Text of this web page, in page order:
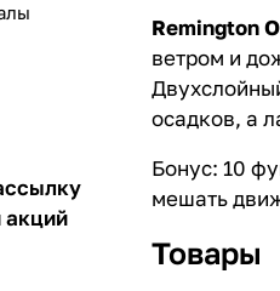
Remington
ветром и
осадков, а
Бонус: 10
мешать
Товары
акций